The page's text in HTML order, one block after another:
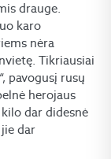
drauge.
karo
nėra
Tikriausiai
pavogusį rusų
herojaus
dar didesnė
dar